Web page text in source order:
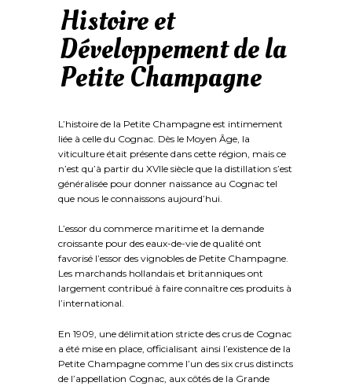
Histoire et
Développement de la
Petite Champagne
L’histoire de la Petite Champagne est intimement
liée à celle du Cognac. Dès le Moyen Âge, la
viticulture était présente dans cette région, mais ce
n’est qu’à partir du XVIIe siècle que la distillation s’est
généralisée pour donner naissance au Cognac tel
que nous le connaissons aujourd’hui.
L’essor du commerce maritime et la demande
croissante pour des eaux-de-vie de qualité ont
favorisé l’essor des vignobles de Petite Champagne.
Les marchands hollandais et britanniques ont
largement contribué à faire connaître ces produits à
l’international.
En 1909, une délimitation stricte des crus de Cognac
a été mise en place, officialisant ainsi l’existence de la
Petite Champagne comme l’un des six crus distincts
de l’appellation Cognac, aux côtés de la Grande